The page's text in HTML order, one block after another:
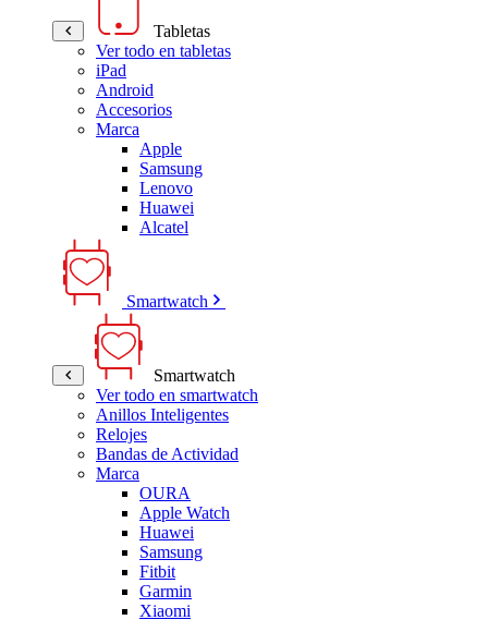
Tabletas
Ver todo en tabletas
iPad
Android
Accesorios
Marca
Apple
Samsung
Lenovo
Huawei
Alcatel
Smartwatch
Smartwatch
Ver todo en smartwatch
Anillos Inteligentes
Relojes
Bandas de Actividad
Marca
OURA
Apple Watch
Huawei
Samsung
Fitbit
Garmin
Xiaomi